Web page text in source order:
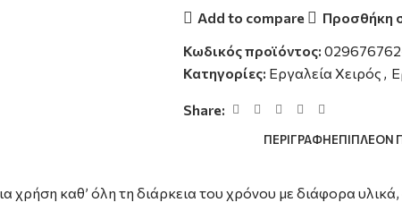
Add to compare
Προσθήκη
Κωδικός προϊόντος:
Κατηγορίες: Εργαλεία Χειρός ,
Share:
ΠΕΡΙΓΡΑΦΉΕΠΙΠΛΈΟΝ
χρήση καθ’ όλη τη διάρκεια του χρόνου με διάφορα